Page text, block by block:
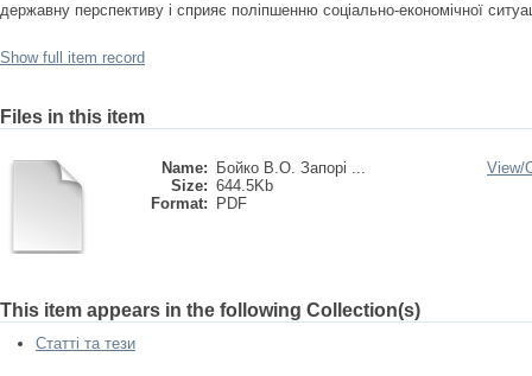
державну перспективу і сприяє поліпшенню соціально-економічної
Show full item record
Files in this item
Name:
Бойко В.О. Запорі ...
Size: 644.5Kb
Format:
PDF
View/
This item appears in the following Collection(s)
Статті та тези